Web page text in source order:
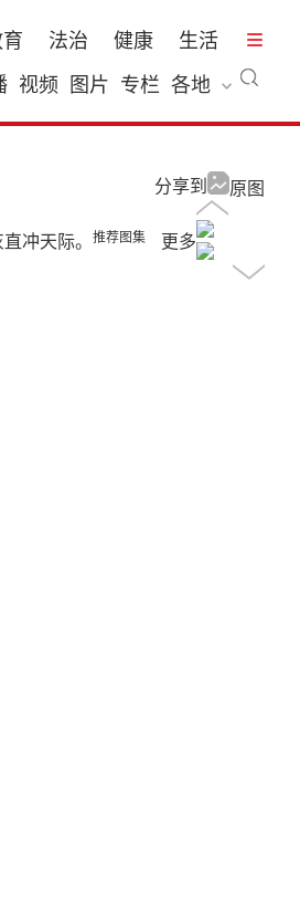
法治 健康
生活
视频 图片 专栏 各地
原图
分享到
冲天际。
推荐图集 更多